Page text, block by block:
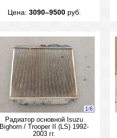
Цена: 3090–9500руб.
1/6
Радиатор основной Isuzu
Bighorn / Trooper II (LS) 1992-
2003 гг.